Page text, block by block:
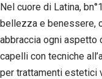
Nel cuore di Latina,
bellezza e benessere,
abbraccia ogni aspetto
capelli con tecniche
per trattamenti estetici